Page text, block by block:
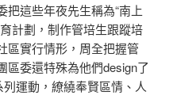
這些年夜先生稱為“南上
計劃，制作管培生跟蹤培
區實行情形，周全把握管
區委還特殊為他們design了
運動，繚繞奉賢區情、人